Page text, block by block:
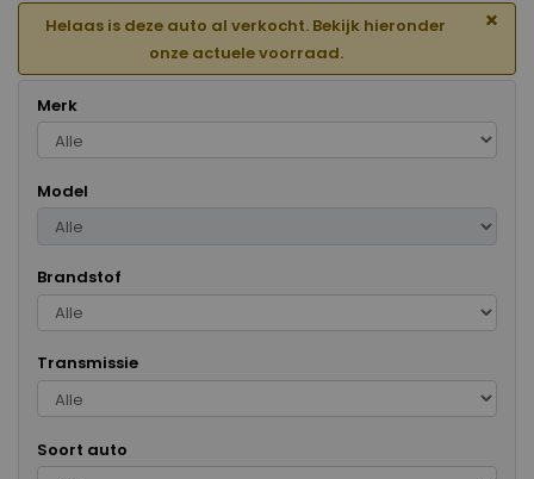
Helaas is deze auto al verkocht. Bekijk hieronder
onze actuele voorraad.
×
Merk
Model
Brandstof
Transmissie
Soort auto